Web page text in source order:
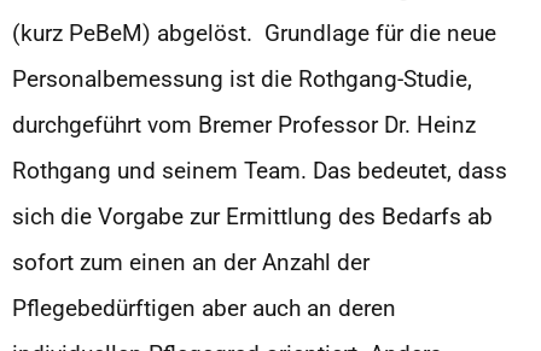
(kurz PeBeM) abgelöst. Grundlage für die neue
Personalbemessung ist die Rothgang-Studie,
durchgeführt vom Bremer Professor Dr. Heinz
Rothgang und seinem Team. Das bedeutet, dass
sich die Vorgabe zur Ermittlung des Bedarfs ab
sofort zum einen an der Anzahl der
Pflegebedürftigen aber auch an deren